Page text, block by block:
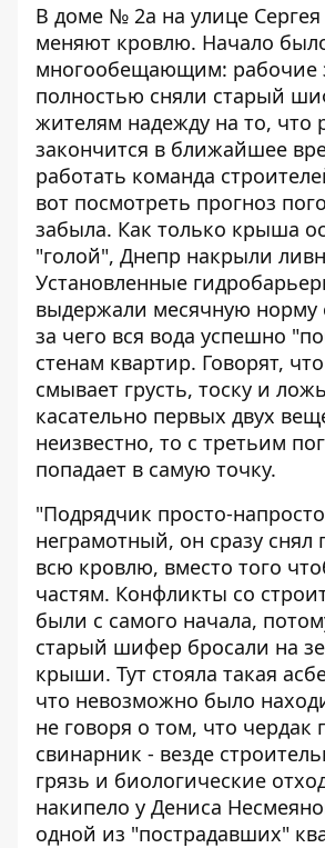
В доме № 2а на улице
меняют кровлю. Начало
многообещающим: рабочие
полностью сняли старый
жителям надежду на то, что
закончится в ближайшее
работать команда
вот посмотреть прогноз
забыла. Как только крыша
"голой", Днепр накрыли
Установленные
выдержали месячную норму
за чего вся вода успешно
стенам квартир. Говорят,
смывает грусть, тоску и
касательно первых двух
неизвестно, то с третьим
попадает в самую точку.
"Подрядчик просто-напросто
неграмотный, он сразу снял
всю кровлю, вместо того
частям. Конфликты со
были с самого начала,
старый шифер бросали на
крыши. Тут стояла такая
что невозможно было
не говоря о том, что чердак
свинарник - везде
грязь и биологические
накипело у Дениса
одной из "пострадавших"